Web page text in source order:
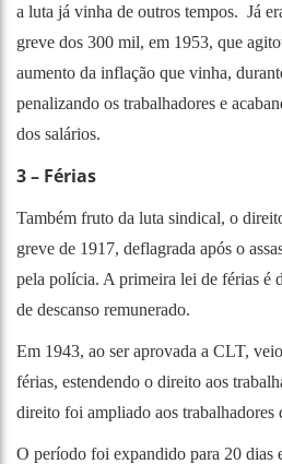
a luta já vinha de outros tempos. Já
greve dos 300 mil, em 1953, que
aumento da inflação que vinha,
penalizando os trabalhadores e
dos salários.
3 – Férias
Também fruto da luta sindical, o
greve de 1917, deflagrada após o
pela polícia. A primeira lei de férias é
de descanso remunerado.
Em 1943, ao ser aprovada a CLT,
férias, estendendo o direito aos
direito foi ampliado aos trabalhadores
O período foi expandido para 20 dias